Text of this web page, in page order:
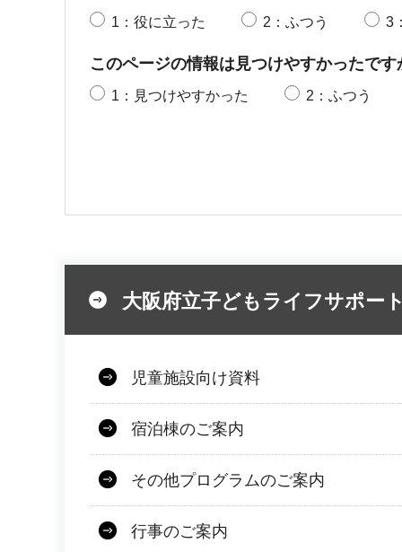
1：役に立った 2：ふつう 3
このページの情報は見つけやすかったです
1：見つけやすかった 2：ふつう
大阪府立子どもライフサポー
児童施設向け資料
宿泊棟のご案内
その他プログラムのご案内
行事のご案内